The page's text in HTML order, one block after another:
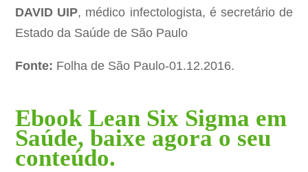
DAVID UIP, médico infectologista, é secretário de
Estado da Saúde de São Paulo
Fonte: Folha de São Paulo-01.12.2016.
Ebook Lean Six Sigma em
Saúde, baixe agora o seu
conteúdo.